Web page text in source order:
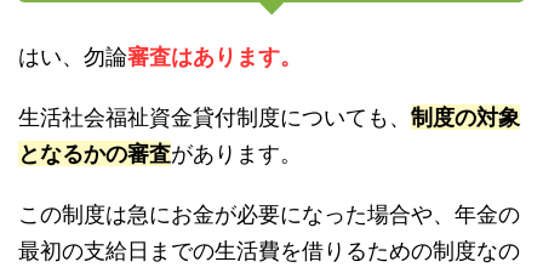
はい、勿論審査はあります。
生活社会福祉資金貸付制度についても、 制度の対象
となるかの審査があります。
この制度は急にお金が必要になった場合や、年金の
最初の支給日までの生活費を借りるための制度なの